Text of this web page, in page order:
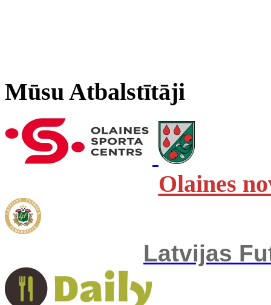
Mūsu Atbalstītāji
Olaines
Latvijas